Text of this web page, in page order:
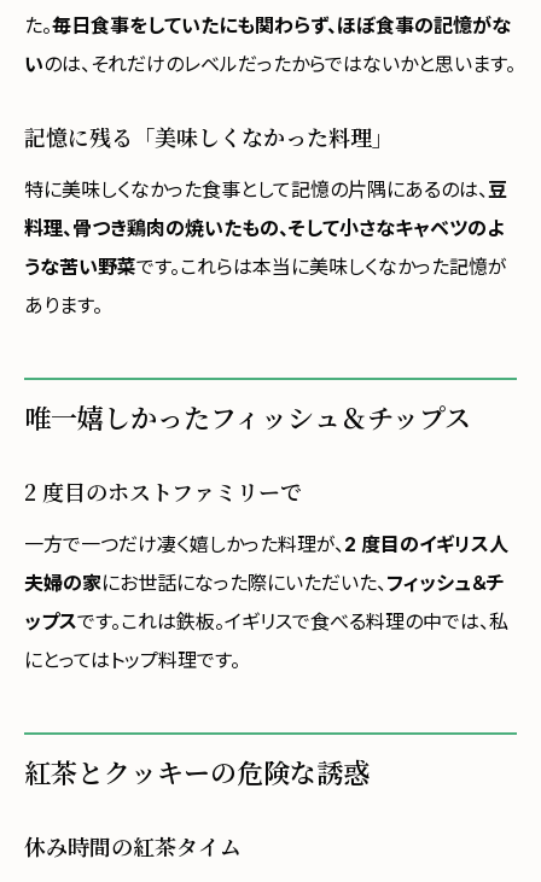
た。毎日食事をしていたにも関わらず、ほぼ食事の記憶がな
いのは、それだけのレベルだったからではないかと思います。
記憶に残る「美味しくなかった料理」
特に美味しくなかった食事として記憶の片隅にあるのは、豆
料理、骨つき鶏肉の焼いたもの、そして小さなキャベツのよ
うな苦い野菜です。これらは本当に美味しくなかった記憶が
あります。
唯一嬉しかったフィッシュ＆チップス
2 度目のホストファミリーで
一方で一つだけ凄く嬉しかった料理が、2 度目のイギリス人
夫婦の家にお世話になった際にいただいた、フィッシュ＆チ
ップスです。これは鉄板。イギリスで食べる料理の中では、私
にとってはトップ料理です。
紅茶とクッキーの危険な誘惑
休み時間の紅茶タイム